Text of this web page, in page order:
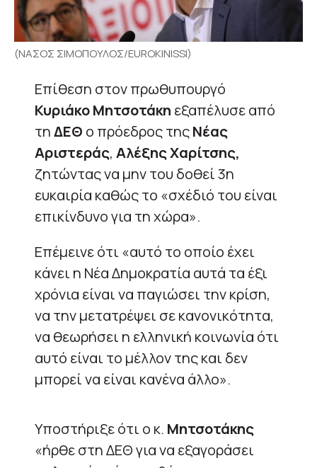
(ΝΑΣΟΣ ΣΙΜΟΠΟΥΛΟΣ/EUROKINISSI)
Επίθεση στον πρωθυπουργό
Κυριάκο Μητσοτάκη εξαπέλυσε από
τηΔΕΘ ο πρόεδρος τηςΝέας
Αριστεράς, Αλέξης Χαρίτσης,
ζητώντας να μην του δοθεί 3η
ευκαιρία καθώς το «σχέδιό του είναι
επικίνδυνο για τη χώρα».
Επέμεινε ότι «αυτό το οποίο έχει
κάνει η Νέα Δημοκρατία αυτά τα έξι
χρόνια είναι να παγιώσει την κρίση,
να την μετατρέψει σε κανονικότητα,
να θεωρήσει η ελληνική κοινωνία ότι
αυτό είναι το μέλλον της και δεν
μπορεί να είναι κανένα άλλο».
Υποστήριξε ότι ο κ. Μητσοτάκης
«ήρθε στη ΔΕΘ για να εξαγοράσει